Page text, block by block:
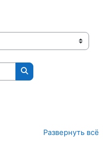
Поиск курса
Развернуть всё